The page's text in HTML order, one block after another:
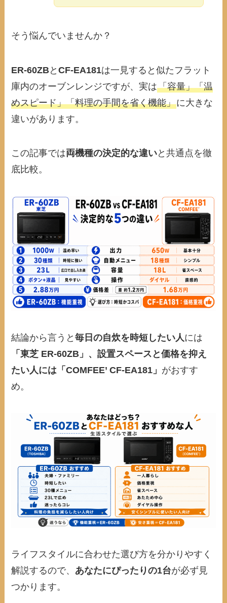
そう悩んでいませんか？
ER-60ZBとCF-EA181は一見すると似たフラット
庫内のオーブンレンジですが、実は「容量」「温
めスピード」「料理の手間を省く機能」に大きな
違いがあります。
この記事では両機種の決定的な違いと共通点を徹
底比較。
結論から言うと毎日の自炊を時短したい人 には
「東芝 ER-60ZB」、設置スペースと価格を抑え
たい人には「COMFEE’ CF-EA181」 がおすす
め。
ライフスタイルに合わせた選び方を分かりやすく
解説するので、 あなたにぴったりの1台が必ず見
つかります。